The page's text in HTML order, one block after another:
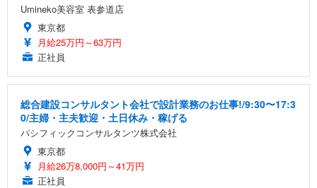
Umineko美容室 表参道店
東京都
月給25万円～63万円
正社員
総合建設コンサルタント会社で設計業務のお仕事!/9:30〜17:3
0/主婦・主夫歓迎・土日休み・稼げる
パシフィックコンサルタンツ株式会社
東京都
月給26万8,000円～41万円
正社員